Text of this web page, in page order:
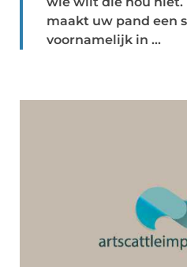
maakt uw pand een
voornamelijk in ...